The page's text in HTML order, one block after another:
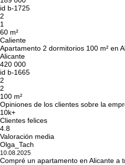
id b-1725
2
1
60 m²
Caliente
Apartamento 2 dormitorios 100 m² en
Alicante
420 000
id b-1665
2
2
100 m²
Opiniones de los clientes sobre la
10k+
Clientes felices
4.8
Valoración media
Olga_Tach
10.08.2025
Compré un apartamento en Alicante a